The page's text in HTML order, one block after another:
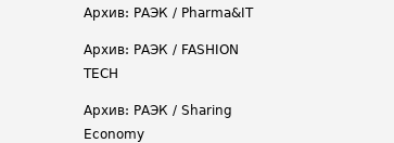
Архив: РАЭК / Pharma&IT
Архив: РАЭК / FASHION
TECH
Архив: РАЭК / Sharing
Economy